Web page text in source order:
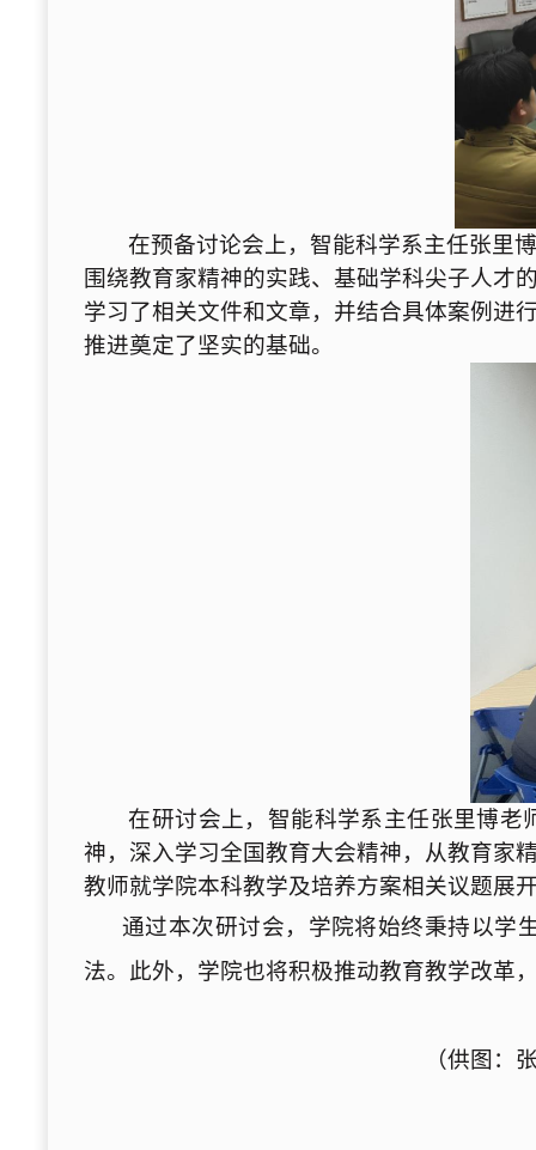
在预备讨论会上，智能科学系主任张里
围绕教育家精神的实践、基础学科尖子人才
学习了相关文件和文章，并结合具体案例进
推进奠定了坚实的基础。
在研讨会上， 智能科学系主任张里博老
神，深入学习全国教育大会精神， 从教育家
教师就学院本科教学及培养方案相关议题展
通过本次研讨会，学院将始终秉持以学
法。 此外， 学院也将积极推动教育教学改革
（供图：